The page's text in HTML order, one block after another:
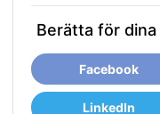
Berätta för
Facebook
LinkedIn